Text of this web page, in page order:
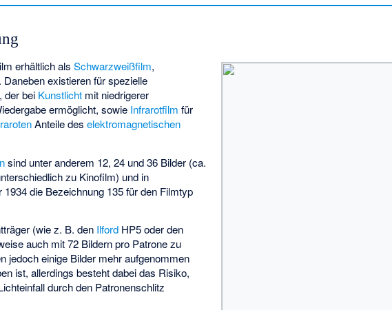
erhältlich alsSchwarzweißfilm,
. Daneben existieren für spezielle
, der bei Kunstlicht mit niedrigerer
ermöglicht, sowie Infrarotfilm für
Anteile deselektromagnetischen
sind unter anderem 12, 24 und 36 Bilder (ca.
zu Kinofilm) und in
die Bezeichnung 135 für den Filmtyp
(wie z. B. den Ilford HP5 oder den
auch mit 72 Bildern pro Patrone zu
jedoch einige Bilder mehr aufgenommen
ist, allerdings besteht dabei das Risiko,
durch den Patronenschlitz